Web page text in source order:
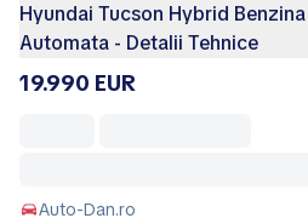
Hyundai Tucson Hybrid
Automata - Detalii Tehnice
19.990 EUR
Auto-Dan.ro